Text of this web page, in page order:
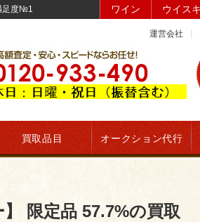
足度№1 ワイン ウイス
運営会社
買取品目 オークション代行
限定品 57.7%の買取